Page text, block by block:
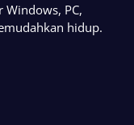
Windows, PC,
hidup.